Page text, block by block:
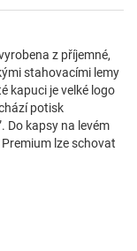
z příjemné,
stahovacími lemy
kapuci je velké logo
potisk
Do kapsy na levém
lze schovat